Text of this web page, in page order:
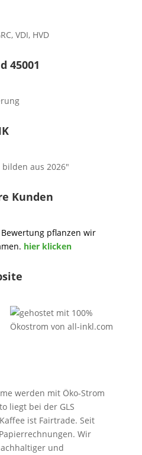
, VDI, HVD
45001
Kunden
pflanzen wir
hier klicken
werden mit Öko-Strom
liegt bei der GLS
ist Fairtrade. Seit
Wir
und